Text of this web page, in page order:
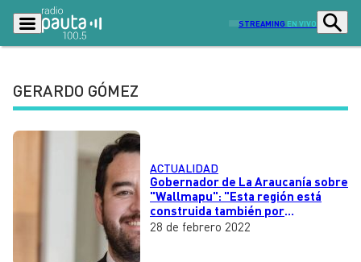
STREAMING EN VIVO
Lo Último
Economía
Radio en vivo Sostenibilidad
Tendencias
GERARDO GÓMEZ
ACTUALIDAD
Gobernador de La Araucanía sobre
"Wallmapu": "Esta región está
construida también por
migrantes"
28 de febrero 2022